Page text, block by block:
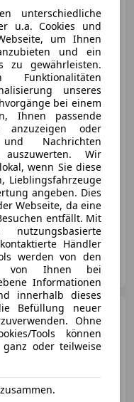
CayenneTurbo E-
Coupé "GT-Paket"
900
718Boxster
718
unterschiedliche
u.a. Cookies und
um Ihnen
und ein
zu gewährleisten.
unseres
bei einem
Ihnen passende
oder
Nachrichten
Wir
wenn Sie diese
Lieblingsfahrzeuge
angeben. Dies
Webseite, da eine
entfällt. Mit
Händler
werden von den
von Ihnen bei
Informationen
innerhalb dieses
Befüllung neuer
Ohne
Tools können
oder teilweise